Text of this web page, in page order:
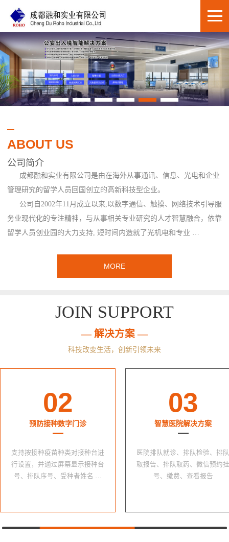
ABOUT US
公司简介
成都融和实业有限公司是由在海外从事通讯、信息、光电和企业
管理研究的留学人员回国创立的高新科技型企业。
公司自2002年11月成立以来,以数字通信、触摸、网络技术引导服
务业现代化的专注精神，与从事相关专业研究的人才智慧融合，依靠
留学人员创业园的大力支持, 短时间内造就了光机电和专业 …
MORE
JOIN SUPPORT
— 解决方案 —
科技改变生活，创新引领未来
02
预防接种数字门诊
支持按接种疫苗种类对接种台进
行设置，并通过屏幕显示接种台
号、排队序号、受种者姓名 …
03
智慧医院解决方案
医院排队就诊、排队检验、排队
取报告、排队取药、微信预约挂
号、缴费、查看报告